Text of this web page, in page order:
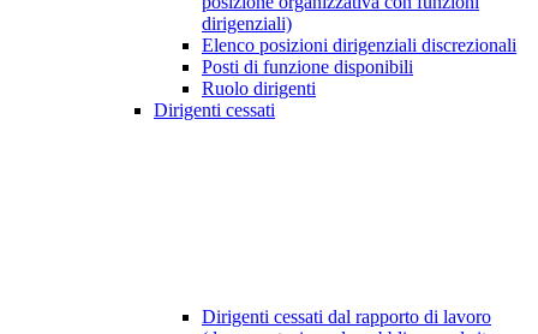
dirigenziali)
Elenco posizioni dirigenziali discrezionali
Posti di funzione disponibili
Ruolo dirigenti
Dirigenti cessati
Dirigenti cessati dal rapporto di lavoro